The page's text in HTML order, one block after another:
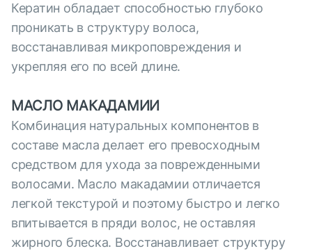
Кератин обладает способностью глубоко
проникать в структуру волоса,
восстанавливая микроповреждения и
укрепляя его по всей длине.
МАСЛО МАКАДАМИИ
Комбинация натуральных компонентов в
составе масла делает его превосходным
средством для ухода за поврежденными
волосами. Масло макадамии отличается
легкой текстурой и поэтому быстро и легко
впитывается в пряди волос, не оставляя
жирного блеска. Восстанавливает структуру